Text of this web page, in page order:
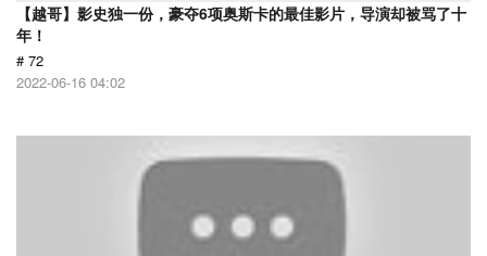
【越哥】影史独一份，豪夺6项奥斯卡的最佳影片，导演却被骂了十
年！
# 72
2022-06-16 04:02